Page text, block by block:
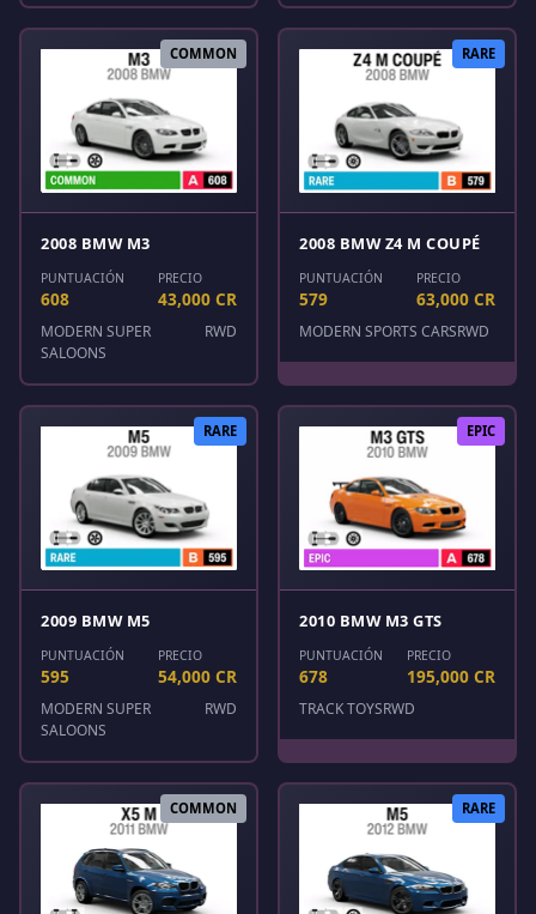
COMMON
2008 BMW M3
PUNTUACIÓN
608
PRECIO
43,000 CR
MODERN SUPER
SALOONS
RWD
RARE
2008 BMW Z4 M COUPÉ
PUNTUACIÓN
579
PRECIO
63,000 CR
MODERN SPORTS CARSRWD
RARE
2009 BMW M5
PUNTUACIÓN
595
PRECIO
54,000 CR
MODERN SUPER
SALOONS
RWD
EPIC
2010 BMW M3 GTS
PUNTUACIÓN
678
PRECIO
195,000 CR
TRACK TOYSRWD
COMMON RARE